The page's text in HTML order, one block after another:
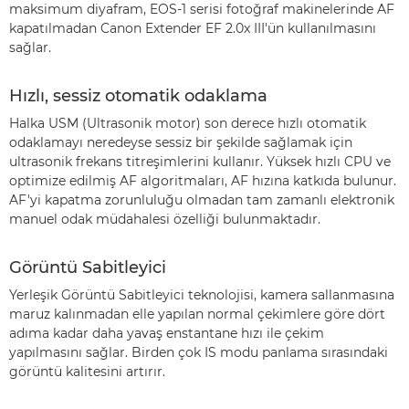
maksimum diyafram, EOS-1 serisi fotoğraf makinelerinde AF
kapatılmadan Canon Extender EF 2.0x III'ün kullanılmasını
sağlar.
Hızlı, sessiz otomatik odaklama
Halka USM (Ultrasonik motor) son derece hızlı otomatik
odaklamayı neredeyse sessiz bir şekilde sağlamak için
ultrasonik frekans titreşimlerini kullanır. Yüksek hızlı CPU ve
optimize edilmiş AF algoritmaları, AF hızına katkıda bulunur.
AF'yi kapatma zorunluluğu olmadan tam zamanlı elektronik
manuel odak müdahalesi özelliği bulunmaktadır.
Görüntü Sabitleyici
Yerleşik Görüntü Sabitleyici teknolojisi, kamera sallanmasına
maruz kalınmadan elle yapılan normal çekimlere göre dört
adıma kadar daha yavaş enstantane hızı ile çekim
yapılmasını sağlar. Birden çok IS modu panlama sırasındaki
görüntü kalitesini artırır.